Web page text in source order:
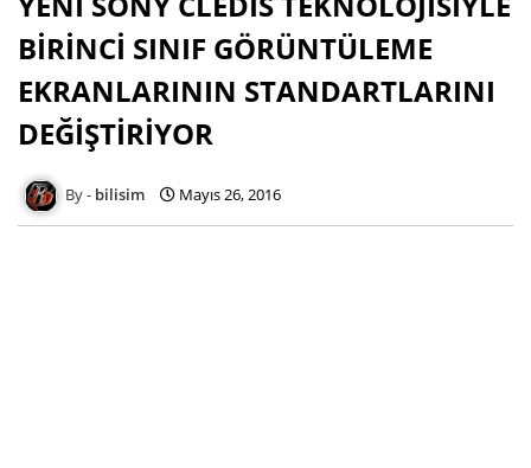
BİRİNCİ SINIF GÖRÜNTÜLEME
EKRANLARININ STANDARTLARINI
DEĞİŞTİRİYOR
bilisim Mayıs 26, 2016